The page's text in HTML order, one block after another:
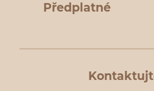
Předplatné